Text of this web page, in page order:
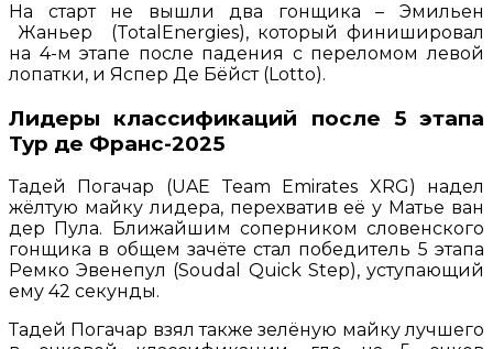
На старт не вышли два гонщика – Эмильен
Жаньер (TotalEnergies), который финишировал
на 4-м этапе после падения с переломом левой
лопатки, и Яспер Де Бёйст (Lotto).
Лидеры классификаций после 5 этапа
Тур де Франс-2025
Тадей Погачар (UAE Team Emirates XRG) надел
жёлтую майку лидера, перехватив её у Матье ван
дер Пула. Ближайшим соперником словенского
гонщика в общем зачёте стал победитель 5 этапа
Ремко Эвенепул (Soudal Quick Step), уступающий
ему 42 секунды.
Тадей Погачар взял также зелёную майку лучшего